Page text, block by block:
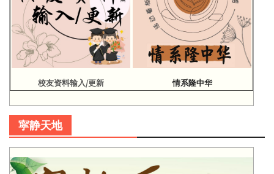
校友资料输入/更新 情系隆中华
寜静天地